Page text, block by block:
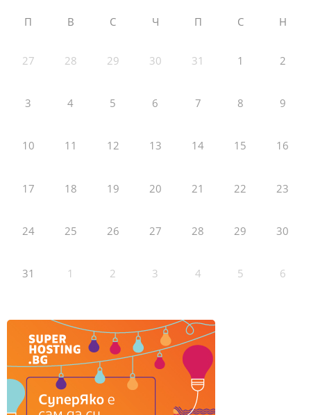
П В С Ч П С Н
27 28 29 30 31 1 2
3 4 5 6 7 8 9
10 11 12 13 14 15 16
17 18 19 20 21 22 23
24 25 26 27 28 29 30
31 1 2 3 4 5 6